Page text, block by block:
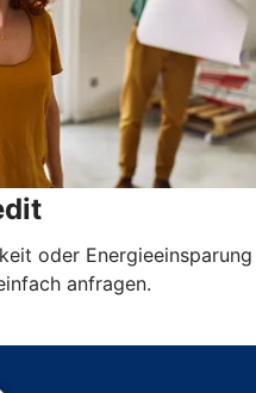
oder Energieeinsparung
anfragen.